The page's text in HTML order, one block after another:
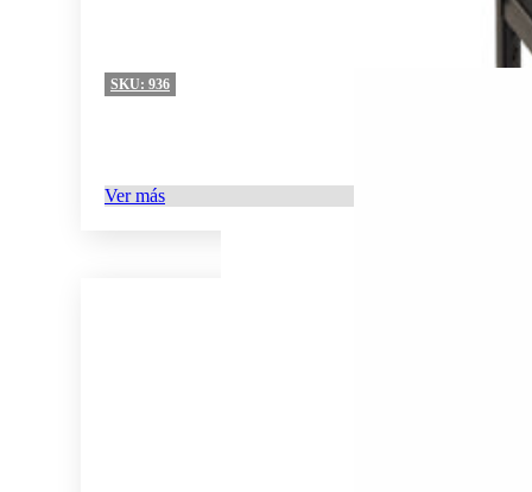
SKU: 936
Ver más